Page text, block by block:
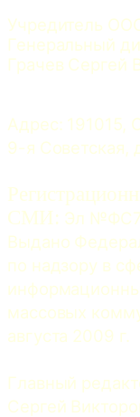
Учредитель
Генеральный
Грачев Сергей
Адрес: 191015,
9-я Советская,
СМИ: Эл
Выдано
по надзору в
массовых
августа 2009 г.
Главный
Сергей